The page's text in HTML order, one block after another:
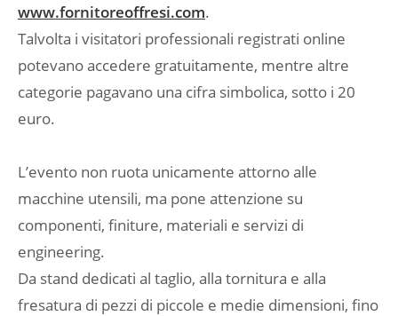
www.fornitoreoffresi.com.
Talvolta i visitatori professionali registrati online
potevano accedere gratuitamente, mentre altre
categorie pagavano una cifra simbolica, sotto i 20
euro.
L’evento non ruota unicamente attorno alle
macchine utensili, ma pone attenzione su
componenti, finiture, materiali e servizi di
engineering.
Da stand dedicati al taglio, alla tornitura e alla
fresatura di pezzi di piccole e medie dimensioni, fino